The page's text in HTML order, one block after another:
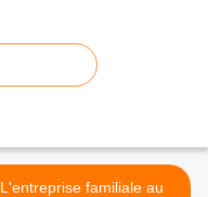
L'entreprise familiale au